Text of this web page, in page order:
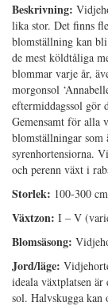
Beskrivning:
lika stor. Det finns
blomställning kan bli
de mest köldtåliga
blommar varje år,
morgonsol
eftermiddagssol gör
Gemensamt för alla
blomställningar som
syrenhortensiorna.
och perenn växt i
Storlek: 100-300
Växtzon: I – V
Blomsäsong:
Jord/läge:
ideala växtplatsen
sol. Halvskugga kan